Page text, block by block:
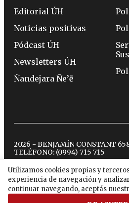
Utilizamos cookies propias y
experiencia de navegación y
continuar navegando, aceptás
Editorial ÚH
Noticias positivas
Pódcast ÚH
Newsletters ÚH
Ñandejara Ñe’ẽ
2026 - BENJAMÍN CONSTANT
TELÉFONO: (0994) 715 715
twitterinstagram
facebook
tiktok